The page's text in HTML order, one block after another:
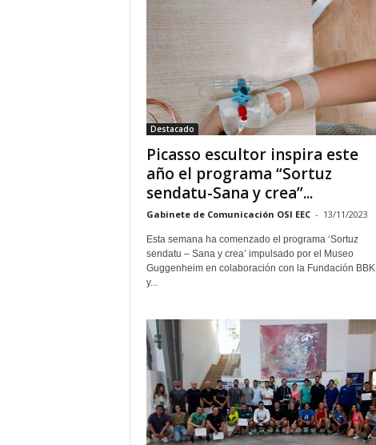
Destacado
Picasso escultor inspira este
año el programa “Sortuz
sendatu-Sana y crea”...
Gabinete de Comunicación OSI EEC - 13/11/2023
Esta semana ha comenzado el programa ‘Sortuz
sendatu – Sana y crea’ impulsado por el Museo
Guggenheim en colaboración con la Fundación BBK
y...